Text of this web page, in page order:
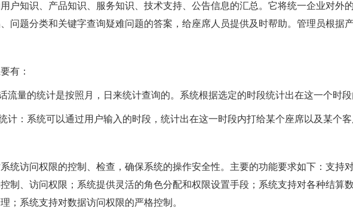
户知识、产品知识、服务知识、技术支持、公告信息的汇总。它将统一企业对外
问题分类和关键字查询疑难问题的答案，给座席人员提供及时帮助。管理员根据
有：
流量的统计是按照月，日来统计查询的。系统根据选定的时段统计出在这一个时
计：系统可以通过用户输入的时段，统计出在这一时段内打给某个座席以及某个
统访问权限的控制、检查，确保系统的操作安全性。主要的功能要求如下：支持
制、访问权限；系统提供灵活的角色分配和权限设置手段；系统支持对各种结算
；系统支持对数据访问权限的严格控制。